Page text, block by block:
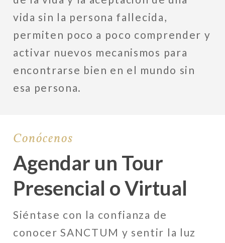
vida sin la persona fallecida,
permiten poco a poco comprender y
activar nuevos mecanismos para
encontrarse bien en el mundo sin
esa persona.
Conócenos
Agendar un Tour
Presencial o Virtual
Siéntase con la confianza de
conocer SANCTUM y sentir la luz